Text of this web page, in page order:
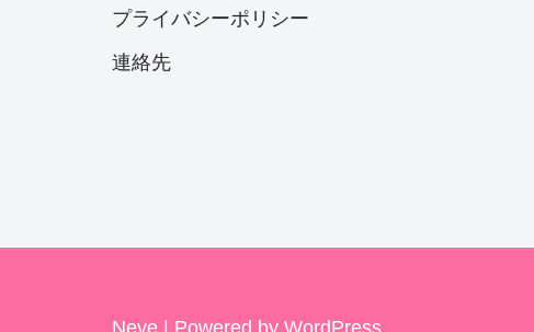
プライバシーポリシー
連絡先
Neve | Powered by WordPress